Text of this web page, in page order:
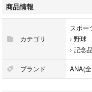
商品情報
カテゴリ
スポー
› 野球
› 記念
ブランド ANA(